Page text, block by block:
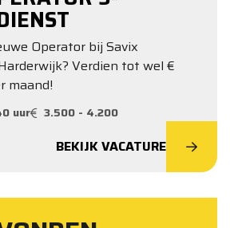
Operator bij Savix
Verdien tot wel €
maand!
uur 3.500 - 4.200
BEKIJK VACATURE